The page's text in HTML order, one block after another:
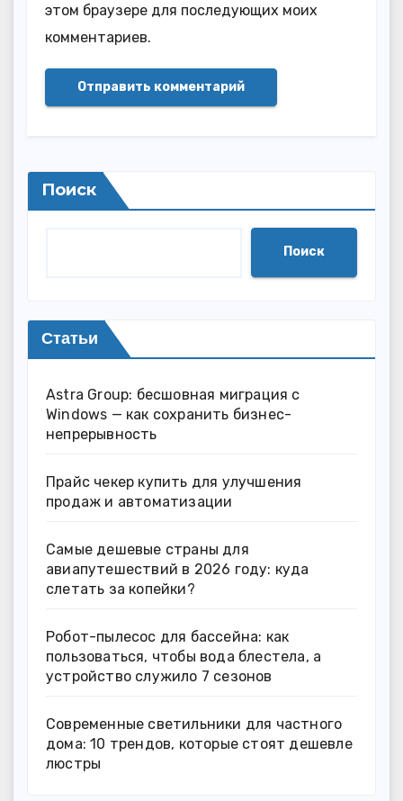
этом браузере для последующих моих
комментариев.
Поиск
Поиск
Статьи
Astra Group: бесшовная миграция с
Windows — как сохранить бизнес-
непрерывность
Прайс чекер купить для улучшения
продаж и автоматизации
Самые дешевые страны для
авиапутешествий в 2026 году: куда
слетать за копейки?
Робот-пылесос для бассейна: как
пользоваться, чтобы вода блестела, а
устройство служило 7 сезонов
Современные светильники для частного
дома: 10 трендов, которые стоят дешевле
люстры